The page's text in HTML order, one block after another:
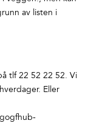
av listen i
tlf 22 52 22 52. Vi
Eller